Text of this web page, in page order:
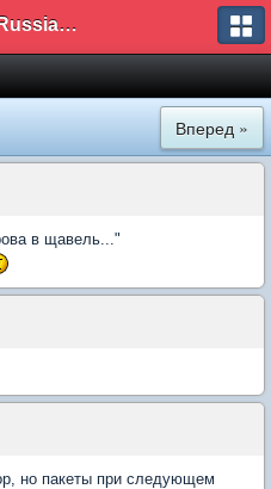
Arsenal Russian Speaking Supporters Club
Вперед »
в щавель..."
но пакеты при следующем